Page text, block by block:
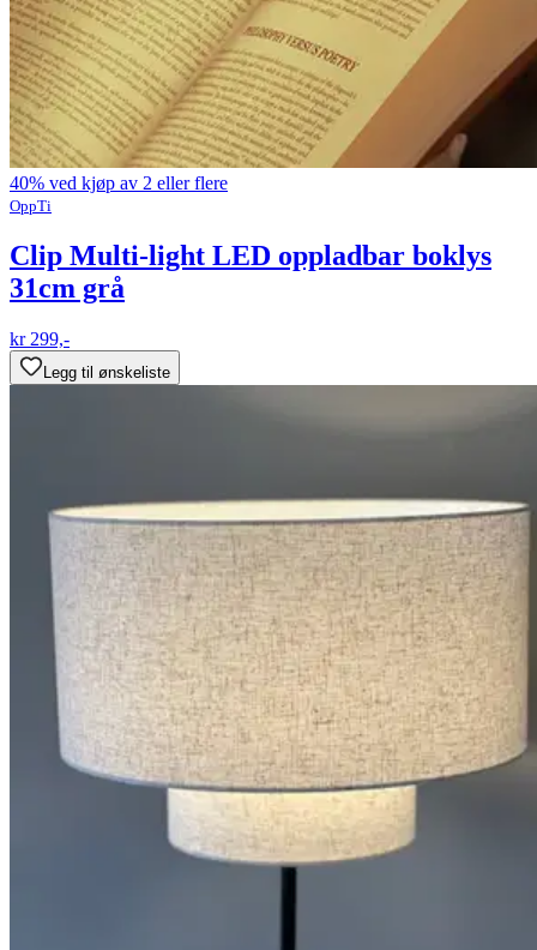
40% ved kjøp av 2 eller flere
OppTi
Clip Multi-light LED oppladbar boklys
31cm grå
kr 299,-
Legg til ønskeliste